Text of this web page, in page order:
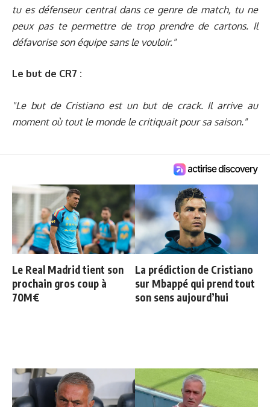
tu es défenseur central dans ce genre de match, tu ne
peux pas te permettre de trop prendre de cartons. Il
défavorise son équipe sans le vouloir."
Le but de CR7 :
"Le but de Cristiano est un but de crack. Il arrive au
moment où tout le monde le critiquait pour sa saison."
Le Real Madrid tient son
prochain gros coup à
70M€
La prédiction de Cristiano
sur Mbappé qui prend tout
son sens aujourd’hui